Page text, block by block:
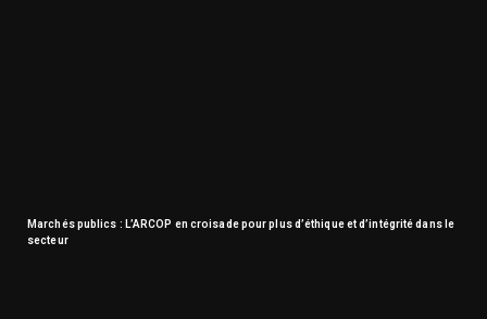
Marchés publics : L’ARCOP en croisade pour plus d’éthique et d’intégrité dans le
secteur